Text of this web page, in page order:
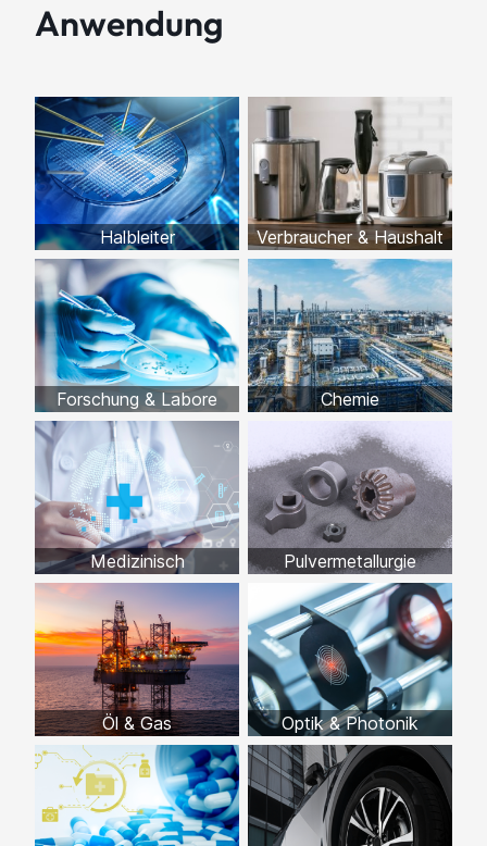
Anwendung
Halbleiter Verbraucher & Haushalt
Forschung & Labore Chemie
Medizinisch Pulvermetallurgie
Öl & Gas Optik & Photonik